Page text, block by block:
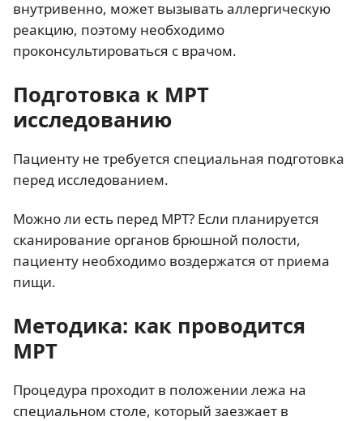
внутривенно, может вызывать аллергическую
реакцию, поэтому необходимо
проконсультироваться с врачом.
Подготовка к МРТ
исследованию
Пациенту не требуется специальная подготовка
перед исследованием.
Можно ли есть перед МРТ? Если планируется
сканирование органов брюшной полости,
пациенту необходимо воздержатся от приема
пищи.
Методика: как проводится
МРТ
Процедура проходит в положении лежа на
специальном столе, который заезжает в